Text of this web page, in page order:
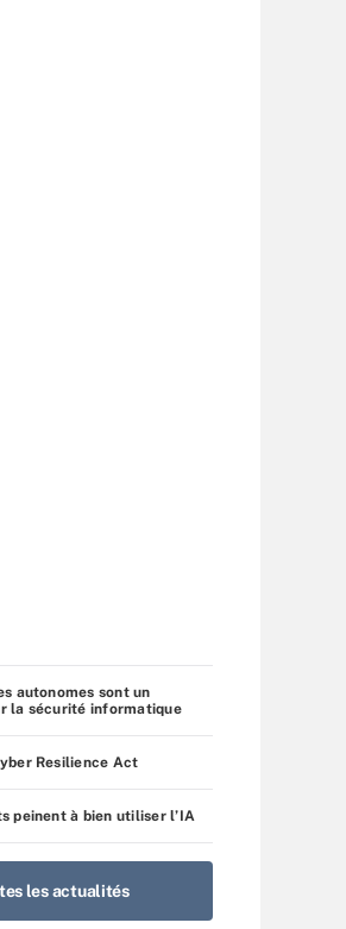
autonomes sont un
la sécurité informatique
Resilience Act
peinent à bien utiliser l’IA
les actualités